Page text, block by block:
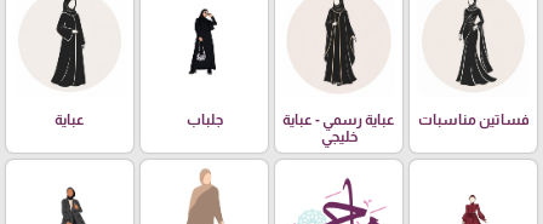
فساتين مناسبات
عباية رسمي - عباية
خليجي
جلباب عباية